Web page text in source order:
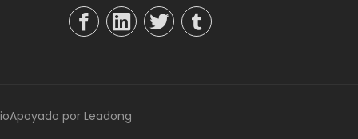
Apoyado por Leadong